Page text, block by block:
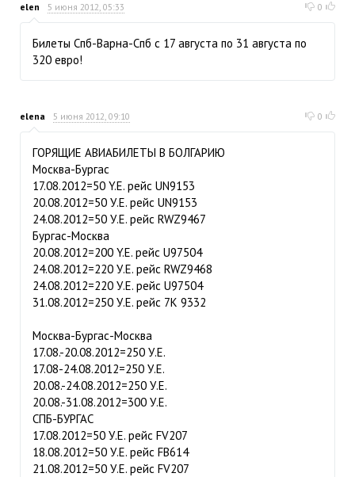
elen 5 июня 2012, 05:33 0
Билеты Спб-Варна-Спб с 17 августа по 31 августа по
320 евро!
elena 5 июня 2012, 09:10 0
ГОРЯЩИЕ АВИАБИЛЕТЫ В БОЛГАРИЮ
Москва-Бургас
17.08.2012=50 Y.E. рейс UN9153
20.08.2012=50 У.Е. рейс UN9153
24.08.2012=50 У.Е. рейс RWZ9467
Бургас-Москва
20.08.2012=200 Y.E. рейс U97504
24.08.2012=220 У.Е. рейс RWZ9468
24.08.2012=220 У.Е. рейс U97504
31.08.2012=250 У.Е. рейс 7K 9332
Москва-Бургас-Москва
17.08.-20.08.2012=250 У.Е.
17.08-24.08.2012=250 У.Е.
20.08.-24.08.2012=250 У.Е.
20.08.-31.08.2012=300 У.Е.
СПБ-БУРГАС
17.08.2012=50 У.Е. рейс FV207
18.08.2012=50 У.Е. рейс FB614
21.08.2012=50 У.Е. рейс FV207